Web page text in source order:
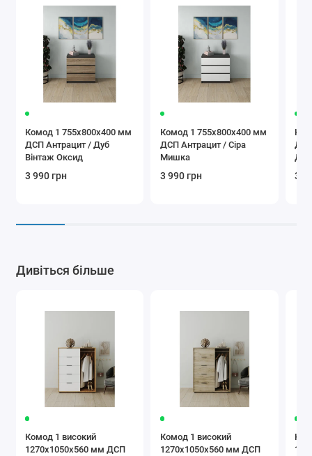
Комод 1 755х800х400 мм
ДСП Антрацит / Дуб
Вінтаж Оксид
3 990 грн
Комод 1 755х800х400 мм
ДСП Антрацит / Сіра
Мишка
3 990 грн
Дуб
3
Дивіться більше
Комод 1 високий
1270х1050х560 мм ДСП
Комод 1 високий
1270х1050х560 мм ДСП